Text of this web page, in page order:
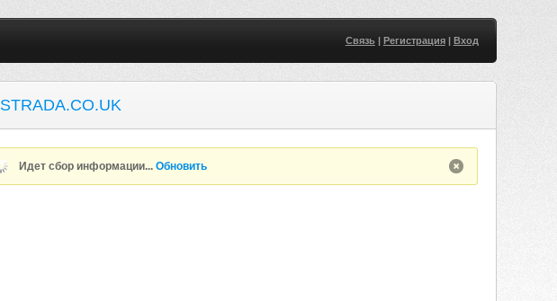
Связь| Регистрация| Вход
STRADA.CO.UK
Идет сбор информации...Обновить